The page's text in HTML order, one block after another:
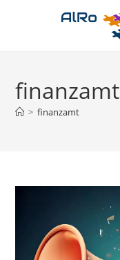
finanzamt
> finanzamt